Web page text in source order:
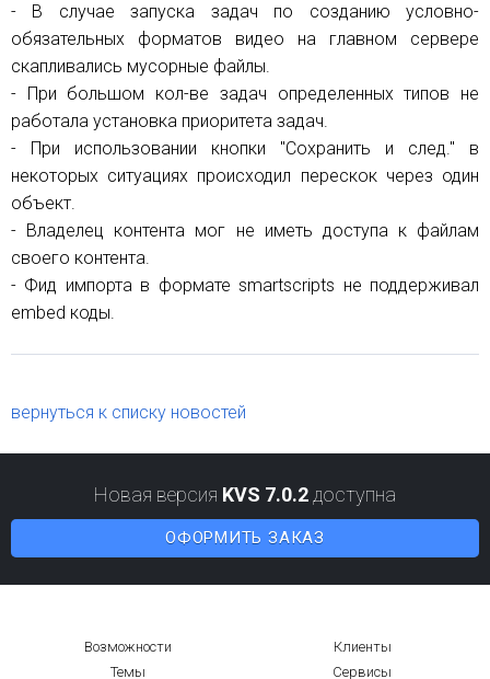
- В случае запуска задач по созданию условно-
обязательных форматов видео на главном сервере
скапливались мусорные файлы.
- При большом кол-ве задач определенных типов не
работала установка приоритета задач.
- При использовании кнопки "Сохранить и след." в
некоторых ситуациях происходил перескок через один
объект.
- Владелец контента мог не иметь доступа к файлам
своего контента.
- Фид импорта в формате smartscripts не поддерживал
embed коды.
вернуться к списку новостей
Новая версия KVS 7.0.2 доступна
ОФОРМИТЬ ЗАКАЗ
Возможности
Клиенты
Темы
Сервисы